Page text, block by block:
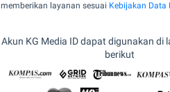
memberikan layanan sesuai Kebijakan Data
Akun KG Media ID dapat digunakan di
berikut